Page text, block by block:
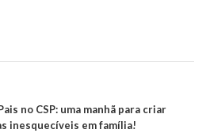
no CSP: uma manhã para criar
inesquecíveis em família!